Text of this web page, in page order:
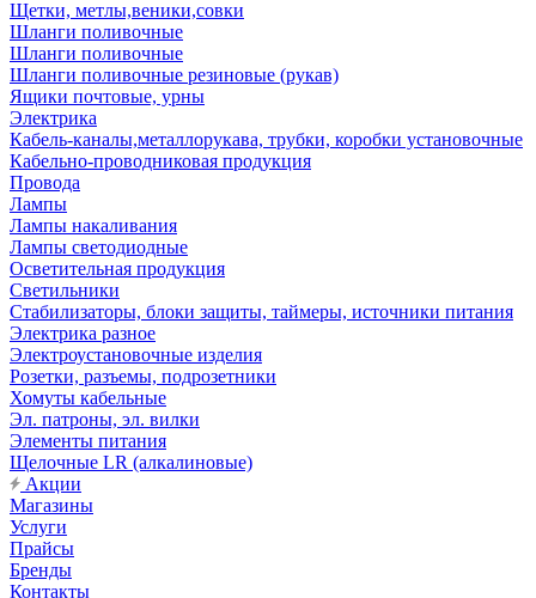
Щетки, метлы,веники,совки
Шланги поливочные
Шланги поливочные
Шланги поливочные резиновые (рукав)
Ящики почтовые, урны
Электрика
Кабель-каналы,металлорукава, трубки, коробки установочные
Кабельно-проводниковая продукция
Провода
Лампы
Лампы накаливания
Лампы светодиодные
Осветительная продукция
Светильники
Стабилизаторы, блоки защиты, таймеры, источники питания
Электрика разное
Электроустановочные изделия
Розетки, разъемы, подрозетники
Хомуты кабельные
Эл. патроны, эл. вилки
Элементы питания
Щелочные LR (алкалиновые)
Акции
Магазины
Услуги
Прайсы
Бренды
Контакты